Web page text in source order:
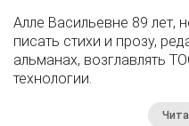
Алле Васильевне 89 лет,
писать стихи и прозу,
альманах, возглавлять
технологии.